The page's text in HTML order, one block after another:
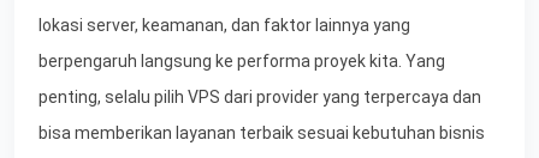
lokasi server, keamanan, dan faktor lainnya yang
berpengaruh langsung ke performa proyek kita. Yang
penting, selalu pilih VPS dari provider yang terpercaya dan
bisa memberikan layanan terbaik sesuai kebutuhan bisnis